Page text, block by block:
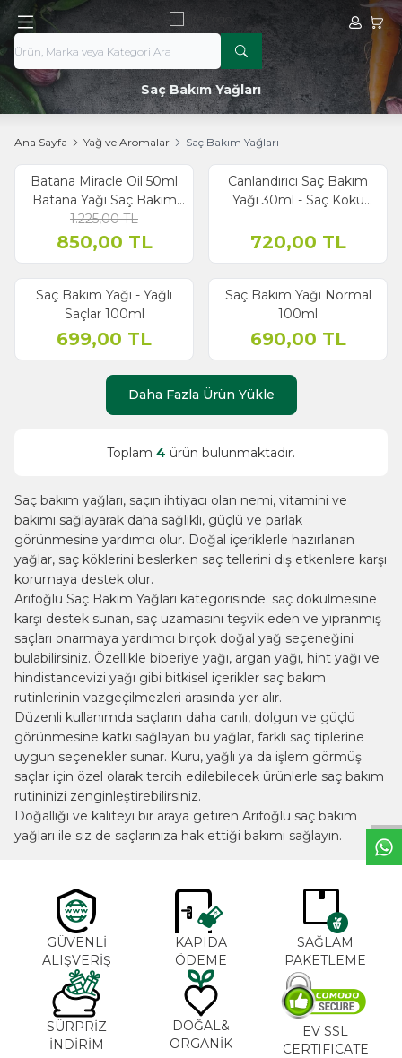
W
h
t
s
a
p
p
B
i
l
g
H
a
t
Hesabım
Saç Bakım Yağları
Ana Sayfa Yağ ve Aromalar Saç Bakım Yağları
% 31
İndirim
Batana Miracle Oil 50ml
Batana Yağı Saç Bakım
Yağı | Arifoğlu
1.225,00TL
850,00 TL
Canlandırıcı Saç Bakım
Yağı 30ml - Saç Kökü
720,00 TL
Saç Bakım Yağı - Yağlı
Saçlar 100ml
699,00 TL
Saç Bakım Yağı Normal
100ml
690,00 TL
Daha Fazla Ürün Yükle
Toplam 4 ürün bulunmaktadır.
Saç bakım yağları, saçın ihtiyacı olan nemi, vitamini ve
bakımı sağlayarak daha sağlıklı, güçlü ve parlak
görünmesine yardımcı olur. Doğal içeriklerle hazırlanan
yağlar, saç köklerini beslerken saç tellerini dış etkenlere karşı
korumaya destek olur.
Arifoğlu Saç Bakım Yağları kategorisinde; saç dökülmesine
karşı destek sunan, saç uzamasını teşvik eden ve yıpranmış
saçları onarmaya yardımcı birçok doğal yağ seçeneğini
bulabilirsiniz. Özellikle biberiye yağı, argan yağı, hint yağı ve
hindistancevizi yağı gibi bitkisel içerikler saç bakım
rutinlerinin vazgeçilmezleri arasında yer alır.
Düzenli kullanımda saçların daha canlı, dolgun ve güçlü
görünmesine katkı sağlayan bu yağlar, farklı saç tiplerine
uygun seçenekler sunar. Kuru, yağlı ya da işlem görmüş
saçlar için özel olarak tercih edilebilecek ürünlerle saç bakım
rutininizi zenginleştirebilirsiniz.
Doğallığı ve kaliteyi bir araya getiren Arifoğlu saç bakım
yağları ile siz de saçlarınıza hak ettiği bakımı sağlayın.
GÜVENLİ
ALIŞVERİŞ
KAPIDA
ÖDEME
SAĞLAM
PAKETLEME
SÜRPRİZ
İNDİRİM
DOĞAL&
ORGANİK
EV SSL
CERTIFICATE